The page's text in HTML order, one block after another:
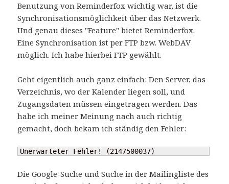
Benutzung von Reminderfox wichtig war, ist die
Synchronisationsmöglichkeit über das Netzwerk.
Und genau dieses "Feature" bietet Reminderfox.
Eine Synchronisation ist per FTP bzw. WebDAV
möglich. Ich habe hierbei FTP gewählt.
Geht eigentlich auch ganz einfach: Den Server, das
Verzeichnis, wo der Kalender liegen soll, und
Zugangsdaten müssen eingetragen werden. Das
habe ich meiner Meinung nach auch richtig
gemacht, doch bekam ich ständig den Fehler:
Unerwarteter Fehler! (2147500037)
Die Google-Suche und Suche in der Mailingliste des